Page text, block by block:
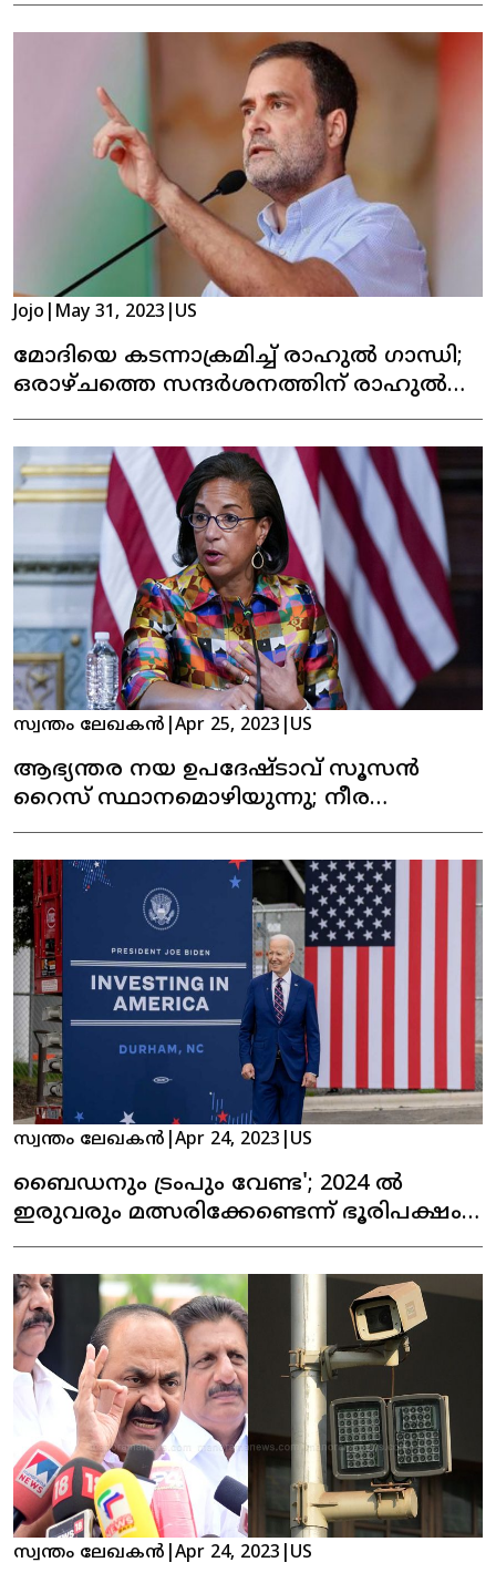
Jojo May 31, 2023 US
മോദിയെ കടന്നാക്രമിച്ച് രാഹുൽ ഗാന്ധി;
ഒരാഴ്ചത്തെ സന്ദർശനത്തിന് രാഹുൽ
യുഎസില്‍ എത്തി
സ്വന്തം ലേഖകൻ Apr 25, 2023 US
ആഭ്യന്തര നയ ഉപദേഷ്ടാവ് സൂസൻ
റൈസ് സ്ഥാനമൊഴിയുന്നു; നീര
ടാൻഡനു സാധ്യത
സ്വന്തം ലേഖകൻ Apr 24, 2023 US
ബൈഡനും ട്രംപും വേണ്ട'; 2024 ൽ
ഇരുവരും മത്സരിക്കേണ്ടെന്ന് ഭൂരിപക്ഷം,
പുതിയ സർവേ
സ്വന്തം ലേഖകൻ Apr 24, 2023 US